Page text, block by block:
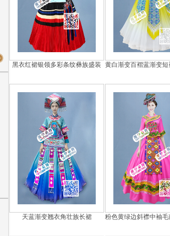
黑衣红裙银领多彩条纹彝族盛装 黄白渐变百褶蓝渐变
天蓝渐变翘衣角壮族长裙 粉色黄绿边斜襟中袖毛